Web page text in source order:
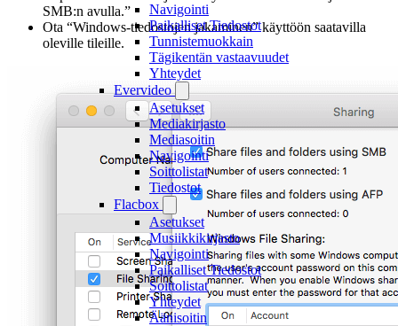
Navigointi
Paikalliset Tiedostot
Tunnistemuokkain
Tägikentän vastaavuudet
Yhteydet
Evervideo
Asetukset
Mediakirjasto
Mediasoitin
Navigointi
Soittolistat
Tiedostot
Flacbox
Asetukset
Musiikkikirjasto
Navigointi
Paikalliset Tiedostot
Soittolistat
Yhteydet
Äänisoitin
SMB:n avulla.”
Ota “Windows-tiedostojen jakaminen” käyttöön saatavilla
oleville tileille.